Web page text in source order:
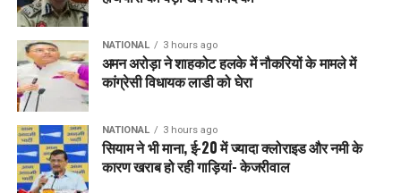
“कांग्रेस ने दलित समाज का अपमान किया और समाज ने उन्हें उचित जवाब
दिया।”
हरदीप सिंह मुंडिया (AAPनेता)
उन्होंने कहा कि पहले AAP नेलुधियानाजैसी शहरी सीट जीती, और अब
तरनतारनजैसी पंथक और ग्रामीण सीट।
“इससे साफ है किAAPहर इलाके और हर वर्ग की पसंद है।
NATIONAL 3 hours ago
अमन अरोड़ा ने शाहकोट हलके में नौकरियों के मामले में
कांग्रेसी विधायक लाडी को घेरा
NATIONAL 3 hours ago
सियाम ने भी माना, ई-20 में ज्यादा क्लोराइड और नमी के
कारण खराब हो रही गाड़ियां- केजरीवाल